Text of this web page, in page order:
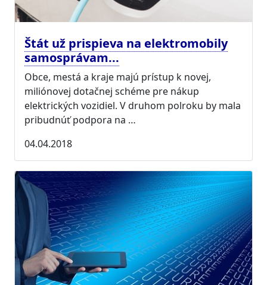
Štát už prispieva na elektromobily
samosprávam...
Obce, mestá a kraje majú prístup k novej,
miliónovej dotačnej schéme pre nákup
elektrických vozidiel. V druhom polroku by mala
pribudnúť podpora na …
04.04.2018